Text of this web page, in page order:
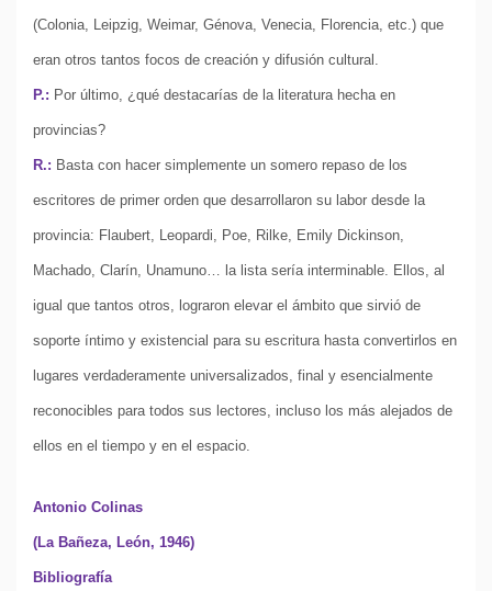
(Colonia, Leipzig, Weimar, Génova, Venecia, Florencia, etc.) que
eran otros tantos focos de creación y difusión cultural.
P.: Por último, ¿qué destacarías de la literatura hecha en
provincias?
R.: Basta con hacer simplemente un somero repaso de los
escritores de primer orden que desarrollaron su labor desde la
provincia: Flaubert, Leopardi, Poe, Rilke, Emily Dickinson,
Machado, Clarín, Unamuno… la lista sería interminable. Ellos, al
igual que tantos otros, lograron elevar el ámbito que sirvió de
soporte íntimo y existencial para su escritura hasta convertirlos en
lugares verdaderamente universalizados, final y esencialmente
reconocibles para todos sus lectores, incluso los más alejados de
ellos en el tiempo y en el espacio.
Antonio Colinas
(La Bañeza, León, 1946)
Bibliografía